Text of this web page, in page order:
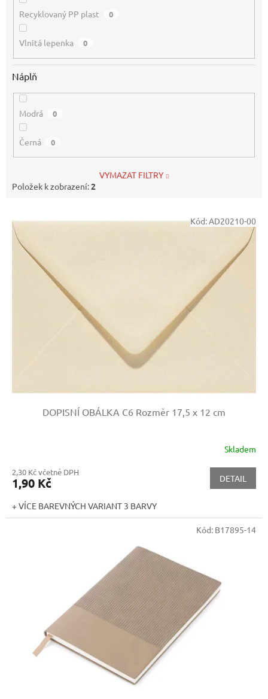
Recyklovaný PP plast 0
Vlnitá lepenka 0
Náplň
Modrá 0
Černá 0
VYMAZAT FILTRY
Položek k zobrazení:2
DOPISNÍ OBÁLKA C6 Rozměr 17,5 x 12 cm
Skladem
2,30 Kč včetně DPH
1,90 Kč DETAIL
+ VÍCE BAREVNÝCH VARIANT 3 BARVY
Kód:AD20210-00
Kód: B17895-14